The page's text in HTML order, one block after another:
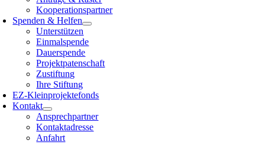
Kooperationspartner
Spenden & Helfen
Unterstützen
Einmalspende
Dauerspende
Projektpatenschaft
Zustiftung
Ihre Stiftung
EZ-Kleinprojektefonds
Kontakt
Ansprechpartner
Kontaktadresse
Anfahrt